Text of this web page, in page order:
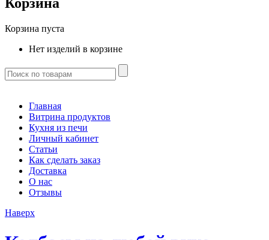
Корзина
Корзина пуста
Нет изделий в корзине
Главная
Витрина продуктов
Кухня из печи
Личный кабинет
Статьи
Как сделать заказ
Доставка
О нас
Отзывы
Наверх